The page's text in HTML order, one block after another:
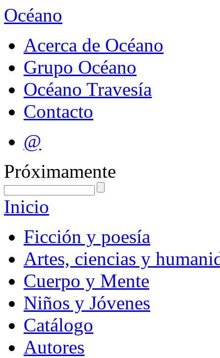
Océano
Acerca de Océano
Grupo Océano
Océano Travesía
Contacto
@
Próximamente
Inicio
Ficción y poesía
Artes, ciencias y
Cuerpo y Mente
Niños y Jóvenes
Catálogo
Autores